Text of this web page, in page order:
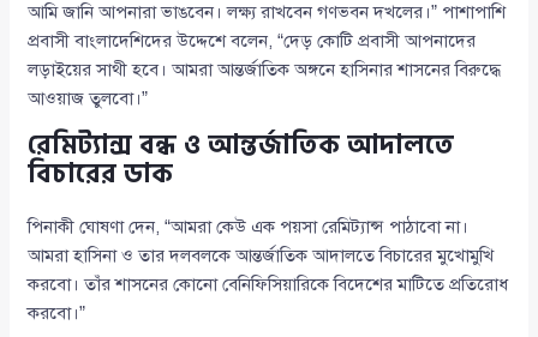
আমি জানি আপনারা ভাঙবেন। লক্ষ্য রাখবেন গণভবন দখলের।” পাশাপাশি
প্রবাসী বাংলাদেশিদের উদ্দেশে বলেন, “দেড় কোটি প্রবাসী আপনাদের
লড়াইয়ের সাথী হবে। আমরা আন্তর্জাতিক অঙ্গনে হাসিনার শাসনের বিরুদ্ধে
আওয়াজ তুলবো।”
রেমিট্যান্স বন্ধ ও আন্তর্জাতিক আদালতে
বিচারের ডাক
পিনাকী ঘোষণা দেন, “আমরা কেউ এক পয়সা রেমিট্যান্স পাঠাবো না।
আমরা হাসিনা ও তার দলবলকে আন্তর্জাতিক আদালতে বিচারের মুখোমুখি
করবো। তাঁর শাসনের কোনো বেনিফিসিয়ারিকে বিদেশের মাটিতে প্রতিরোধ
করবো।”